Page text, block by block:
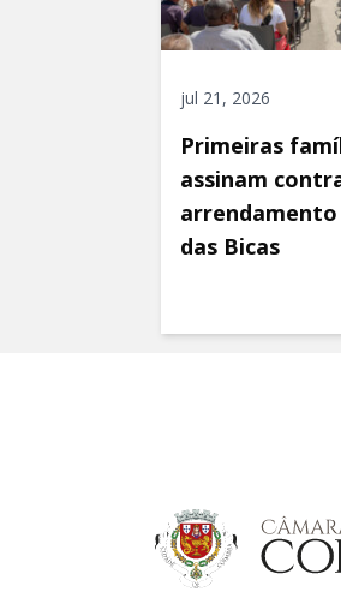
jul 21, 2026
Primeiras
assinam
das Bicas